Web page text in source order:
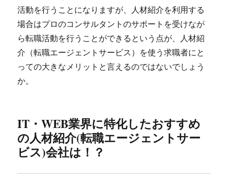
活動を行うことになりますが、人材紹介を利用する
場合はプロのコンサルタントのサポートを受けなが
ら転職活動を行うことができるという点が、人材紹
介（転職エージェントサービス）を使う求職者にと
っての大きなメリットと言えるのではないでしょう
か。
IT・WEB業界に特化したおすすめ
の人材紹介(転職エージェントサー
ビス)会社は！？